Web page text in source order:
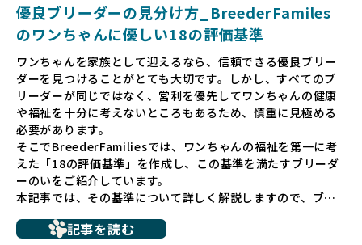
ゃんに優しい世界を築いていきたいと考えています。
長するための環境が十分に整っていない場合が多く、販売ま
での間に過密な環境や長距離移動のストレスを受けることが
少なくありません。このような環境は、健康リスクや社会性
の問題につながりやすく、ワンちゃんにとっても望ましいと
は言えません。
こうした背景から、BreederFamiliesはペットショップを介
さない直接販売を採用するとともに、ペットオークションや
ペットショップを利用するブリーダーの掲載も行ってしませ
ん。
ペットショップを避けた方がいい理由の詳細はこちら
優良ブリーダーの見分け方_BreederFamiles
のワンちゃんに優しい18の評価基準
ワンちゃんを家族として迎えるなら、信頼できる優良ブリー
ダーを見つけることがとても大切です。しかし、すべてのブ
リーダーが同じではなく、営利を優先してワンちゃんの健康
や福祉を十分に考えないところもあるため、慎重に見極める
必要があります。
そこでBreederFamiliesでは、ワンちゃんの福祉を第一に考
えた「18の評価基準」を作成し、この基準を満たすブリーダ
ーのいをご紹介しています。
本記事では、その基準について詳しく解説しますので、ブリ
記事を読む